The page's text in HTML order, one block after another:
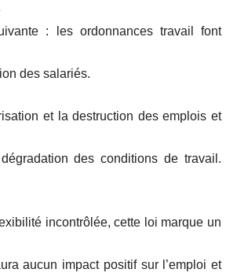
: les ordonnances travail font
des salariés.
et la destruction des emplois et
des conditions de travail.
incontrôlée, cette loi marque un
aucun impact positif sur l’emploi et